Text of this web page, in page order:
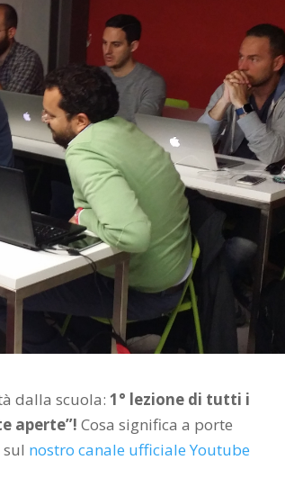
dalla scuola:1° lezione di tutti i
aperte”! Cosa significa a porte
nostro canale ufficiale Youtube